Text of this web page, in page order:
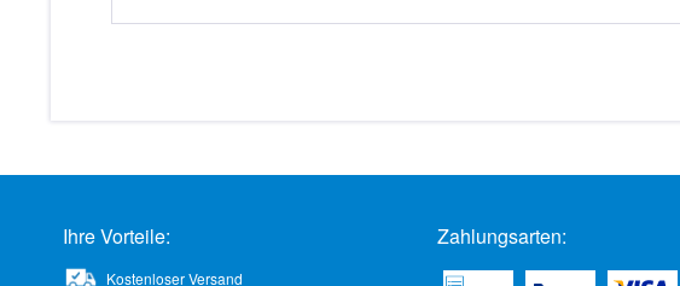
Ihre Vorteile:
Kostenloser Versand
Zahlungsarten: